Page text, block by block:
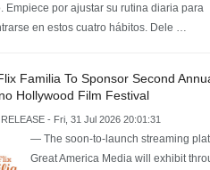
Empiece por ajustar su rutina diaria para
en estos cuatro hábitos. Dele …
Familia To Sponsor Second
Hollywood Film Festival
- Fri, 31 Jul 2026 20:01:31
— The soon-to-launch streaming
Great America Media will exhibit